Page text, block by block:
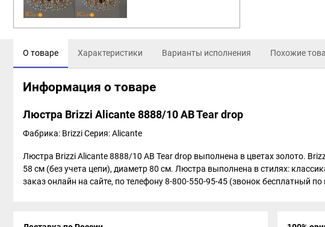
О товаре Характеристики Варианты исполнения Похожие
Информация о товаре
Люстра Brizzi Alicante 8888/10 AB Tear drop
Фабрика: BrizziСерия: Alicante
Люстра Brizzi Alicante 8888/10 AB Tear drop выполнена в цветах золото.
58 см (без учета цепи), диаметр 80 см. Люстра выполнена в стилях:
заказ онлайн на сайте, по телефону 8-800-550-95-45 (звонок бесплатный